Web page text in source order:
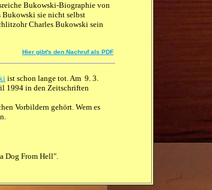
Bukowski-Biographie von
Bukowski sie nicht selbst
Charles Bukowski sein
Hier gibt's den Nachruf als PDF
ist schon lange tot. Am 9. 3.
1994 in den Zeitschriften
Vorbildern gehört. Wem es
Dog From Hell".